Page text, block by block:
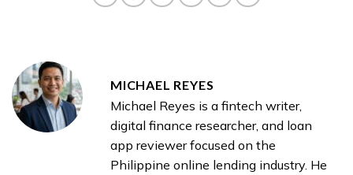
MICHAEL REYES
Michael Reyes is a fintech writer,
digital finance researcher, and loan
app reviewer focused on the
Philippine online lending industry. He